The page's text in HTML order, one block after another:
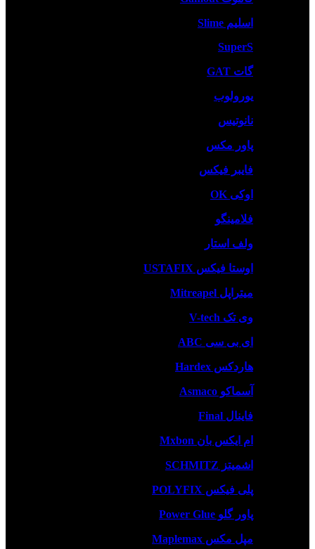
اسلیم Slime
SuperS
گات GAT
یورولوب
نانوتیس
پاور مکس
فایبر فیکس
اوکی OK
فلامینگو
ولف استار
اوستا فیکس USTAFIX
میتراپل Mitreapel
وی تک V-tech
ای بی سی ABC
هاردکس Hardex
آسماکو Asmaco
فاینال Final
ام ایکس بان Mxbon
اشمیتز SCHMITZ
پلی فیکس POLYFIX
پاور گلو Power Glue
مپل مکس Maplemax